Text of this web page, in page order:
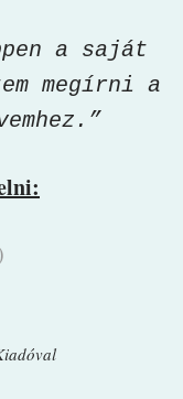
a saját
megírni a